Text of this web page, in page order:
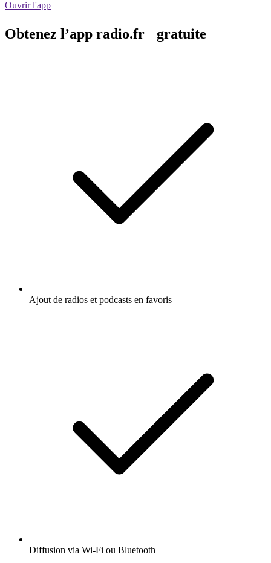
Ouvrir l'app
Obtenez l’app radio.fr gratuite
Ajout de radios et podcasts en favoris
Diffusion via Wi-Fi ou Bluetooth